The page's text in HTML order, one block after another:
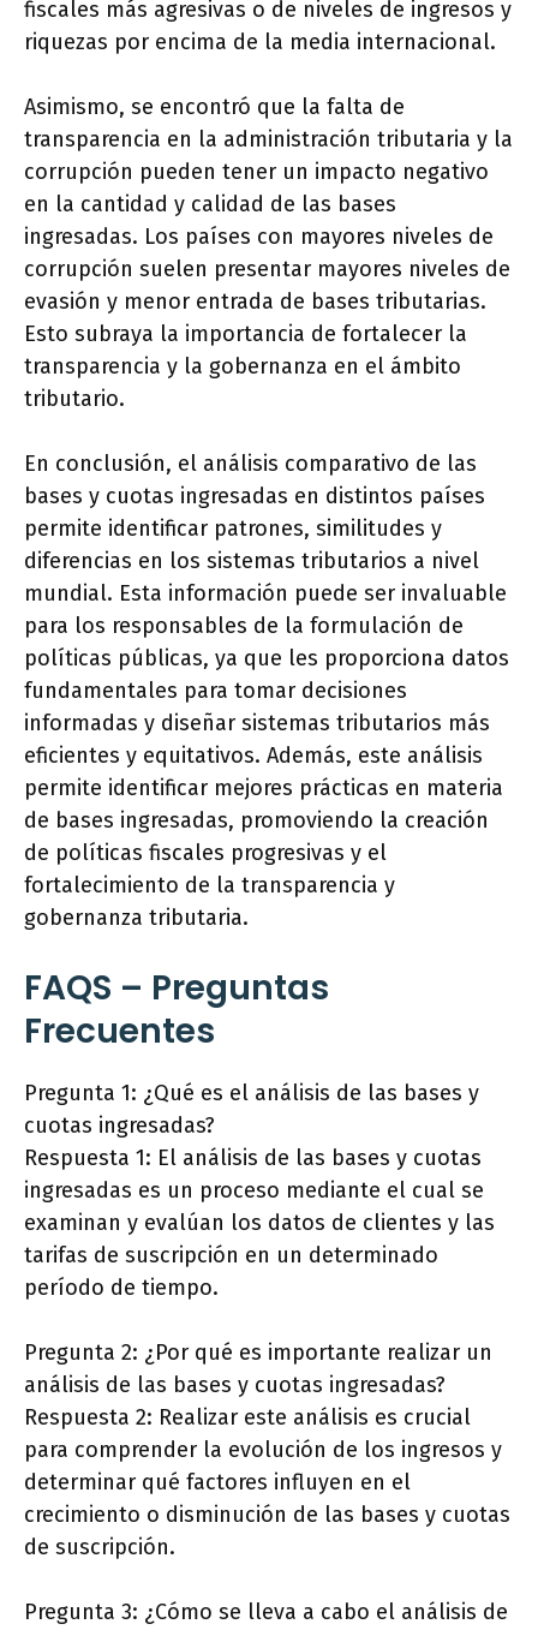
fiscales más agresivas o de niveles de ingresos y
riquezas por encima de la media internacional.
Asimismo, se encontró que la falta de
transparencia en la administración tributaria y la
corrupción pueden tener un impacto negativo
en la cantidad y calidad de las bases
ingresadas. Los países con mayores niveles de
corrupción suelen presentar mayores niveles de
evasión y menor entrada de bases tributarias.
Esto subraya la importancia de fortalecer la
transparencia y la gobernanza en el ámbito
tributario.
En conclusión, el análisis comparativo de las
bases y cuotas ingresadas en distintos países
permite identificar patrones, similitudes y
diferencias en los sistemas tributarios a nivel
mundial. Esta información puede ser invaluable
para los responsables de la formulación de
políticas públicas, ya que les proporciona datos
fundamentales para tomar decisiones
informadas y diseñar sistemas tributarios más
eficientes y equitativos. Además, este análisis
permite identificar mejores prácticas en materia
de bases ingresadas, promoviendo la creación
de políticas fiscales progresivas y el
fortalecimiento de la transparencia y
gobernanza tributaria.
FAQS – Preguntas
Frecuentes
Pregunta 1: ¿Qué es el análisis de las bases y
cuotas ingresadas?
Respuesta 1: El análisis de las bases y cuotas
ingresadas es un proceso mediante el cual se
examinan y evalúan los datos de clientes y las
tarifas de suscripción en un determinado
período de tiempo.
Pregunta 2: ¿Por qué es importante realizar un
análisis de las bases y cuotas ingresadas?
Respuesta 2: Realizar este análisis es crucial
para comprender la evolución de los ingresos y
determinar qué factores influyen en el
crecimiento o disminución de las bases y cuotas
de suscripción.
Pregunta 3: ¿Cómo se lleva a cabo el análisis de